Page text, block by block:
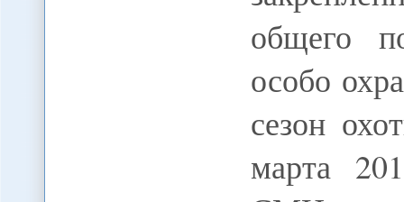
общего
особо
сезон
марта